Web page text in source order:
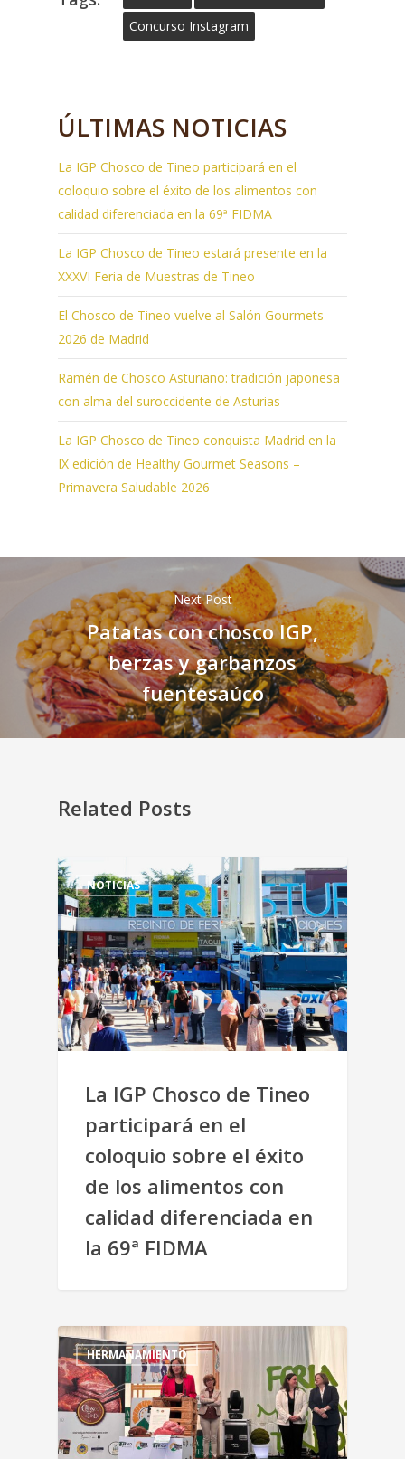
Concurso Instagram
ÚLTIMAS NOTICIAS
La IGP Chosco de Tineo participará en el
coloquio sobre el éxito de los alimentos con
calidad diferenciada en la 69ª FIDMA
La IGP Chosco de Tineo estará presente en la
XXXVI Feria de Muestras de Tineo
El Chosco de Tineo vuelve al Salón Gourmets
2026 de Madrid
Ramén de Chosco Asturiano: tradición japonesa
con alma del suroccidente de Asturias
La IGP Chosco de Tineo conquista Madrid en la
IX edición de Healthy Gourmet Seasons –
Primavera Saludable 2026
Next Post
Patatas con chosco IGP,
berzas y garbanzos
fuentesaúco
Related Posts
NOTICIAS
La IGP Chosco de Tineo
participará en el
coloquio sobre el éxito
de los alimentos con
calidad diferenciada en
la 69ª FIDMA
HERMANAMIENTO